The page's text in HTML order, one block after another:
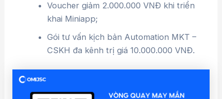
Voucher giảm 2.000.000 VNĐ khi triển
khai Miniapp;
Gói tư vấn kịch bản Automation MKT –
CSKH đa kênh trị giá 10.000.000 VNĐ.